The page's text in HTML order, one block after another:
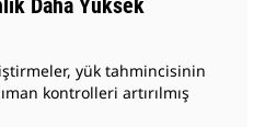
Daha Yüksek
yük tahmincisinin
kontrolleri artırılmış